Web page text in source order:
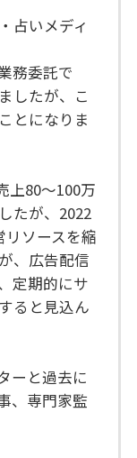
占いメディ
務委託で
したが、こ
とになりま
上80〜100万
たが、2022
ソースを縮
、広告配信
定期的にサ
ると見込ん
ーと過去に
、専門家監